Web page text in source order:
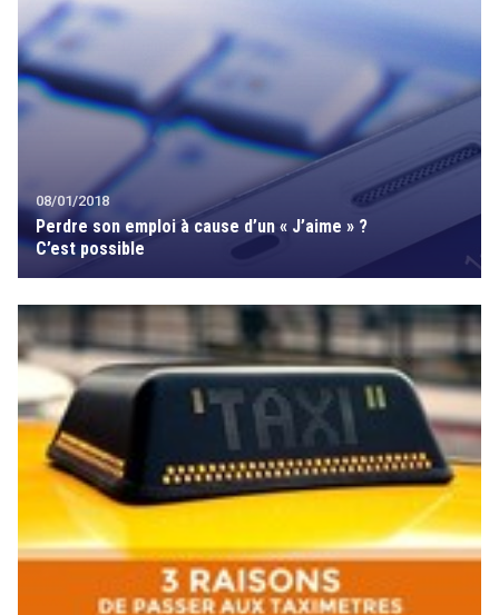
08/01/2018
Perdre son emploi à cause d’un « J’aime » ?
C’est possible
search